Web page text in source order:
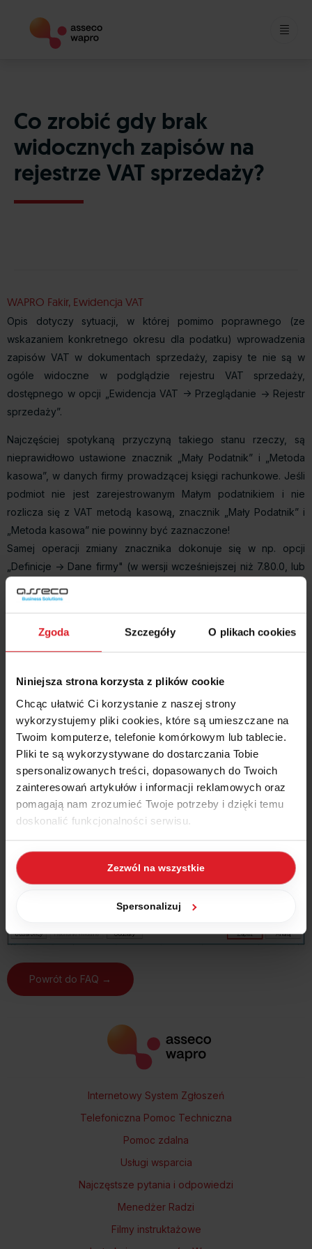
Zgoda Szczegóły O plikach cookies
Niniejsza strona korzysta z plików cookie
Chcąc ułatwić Ci korzystanie z naszej strony
wykorzystujemy pliki cookies, które są umieszczane na
Twoim komputerze, telefonie komórkowym lub tablecie.
Pliki te są wykorzystywane do dostarczania Tobie
spersonalizowanych treści, dopasowanych do Twoich
zainteresowań artykułów i informacji reklamowych oraz
pomagają nam zrozumieć Twoje potrzeby i dzięki temu
doskonalić funkcjonalności serwisu.
Część z plików jest niezbędna do prawidłowego działania
serwisu i jego funkcjonalności. Jeżeli nie wyrażasz
zgody na zapisywanie plików cookies, możesz łatwo
zarządzać swoimi uprawnieniami, np. we własnej
Zarządzaj cookies. Szczegółowe informacje na ten temat
Zezwól na wszystkie
Spersonalizuj
Co zrobić gdy brak
widocznych zapisów na
rejestrze VAT sprzedaży?
WAPRO Fakir, Ewidencja VAT
Opis dotyczy sytuacji, w której pomimo poprawnego (ze
wskazaniem konkretnego okresu dla podatku) wprowadzenia
zapisów VAT w dokumentach sprzedaży, zapisy te nie są w
ogóle widoczne w podglądzie rejestru VAT sprzedaży,
dostępnego w opcji „Ewidencja VAT -> Przeglądanie -> Rejestr
sprzedaży”.
Najczęściej spotykaną przyczyną takiego stanu rzeczy, są
nieprawidłowo ustawione znacznik „Mały Podatnik” i „Metoda
kasowa”, w danych firmy prowadzącej księgi rachunkowe. Jeśli
podmiot nie jest zarejestrowanym Małym podatnikiem i nie
rozlicza się z VAT metodą kasową, znacznik „Mały Podatnik” i
„Metoda kasowa” nie powinny być zaznaczone!
Samej operacji zmiany znacznika dokonuje się w np. opcji
„Definicje -> Dane firmy" (w wersji wcześniejszej niż 7.80.0, lub
teleadresowe, rachunki bankowe” (w przypadku wersji 7.80.0
należy ustawić znacznik „Mały Podatnik” i „Metoda kasowa” (1.)
Po zapisaniu danych firmy (2.) zapisy VAT powinny pojawić się
Powrót do FAQ →
Internetowy System Zgłoszeń
Telefoniczna Pomoc Techniczna
Pomoc zdalna
Usługi wsparcia
Najczęstsze pytania i odpowiedzi
Menedżer Radzi
Filmy instruktażowe